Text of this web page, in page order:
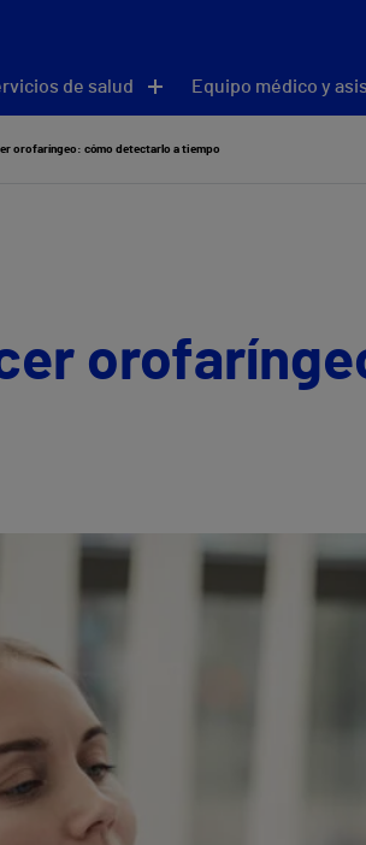
de salud Equipo médico y
orofaríngeo: cómo detectarlo a tiempo